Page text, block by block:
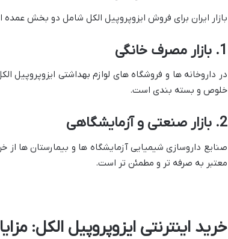
بازار ایران برای فروش ایزوپروپیل الکل شامل دو بخش
1. بازار مصرف خانگی
در داروخانه ها و فروشگاه های لوازم بهداشتی
خلوص و بسته بندی است.
2. بازار صنعتی و آزمایشگاهی
صنایع داروسازی شیمیایی آزمایشگاه ها و بیمارستان ها از
معتبر به صرفه تر و مطمئن تر است.
خرید اینترنتی ایزوپروپیل الکل: